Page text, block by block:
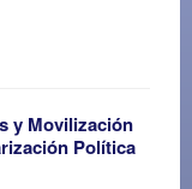
y Movilización
Política